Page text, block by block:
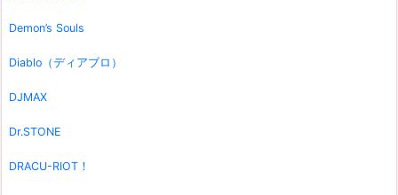
Demon’s Souls
Diablo（ディアブロ）
DJMAX
Dr.STONE
DRACU-RIOT！